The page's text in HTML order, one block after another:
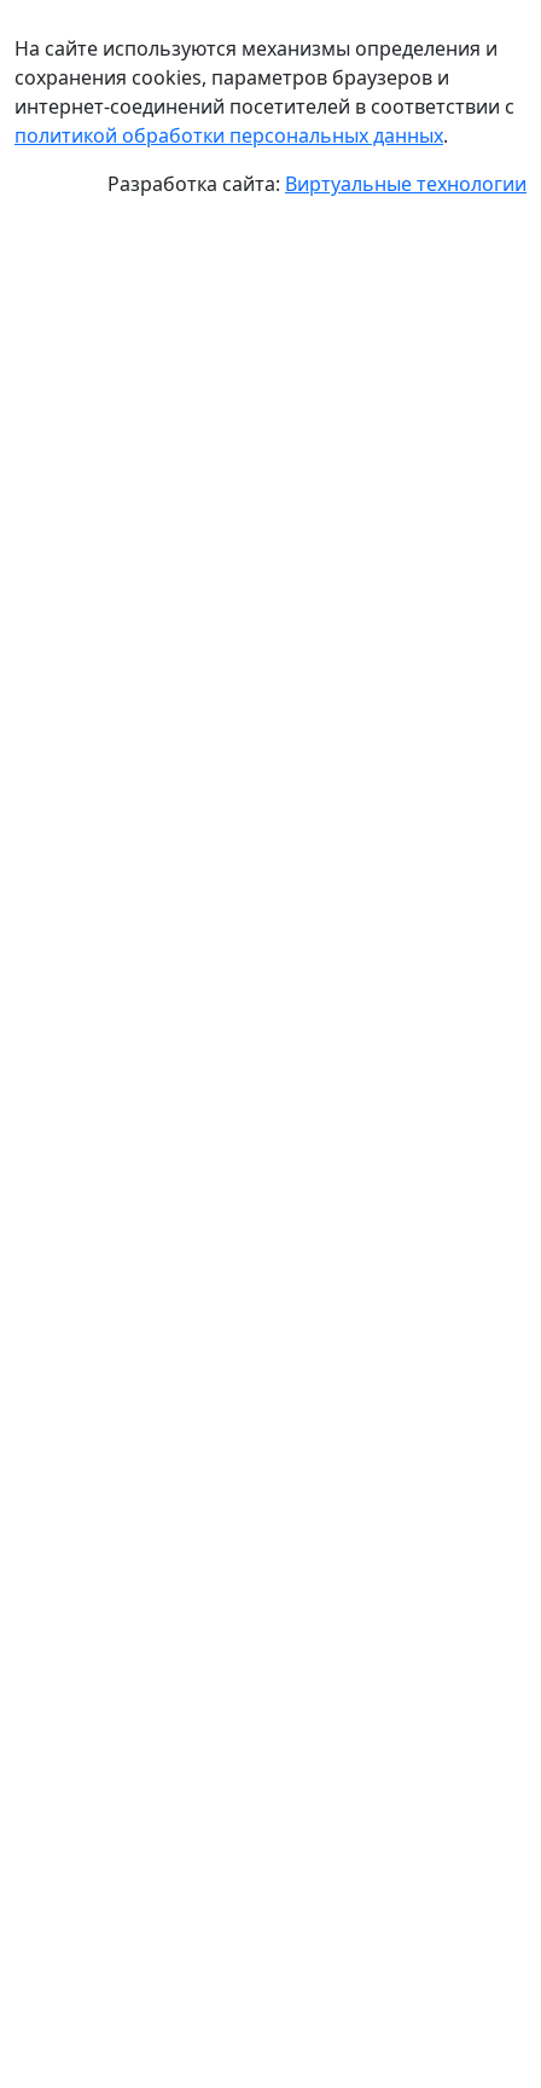
На сайте используются механизмы определения и
сохранения cookies, параметров браузеров и
интернет-соединений посетителей в соответствии с
политикой обработки персональных данных.
Разработка сайта: Виртуальные технологии